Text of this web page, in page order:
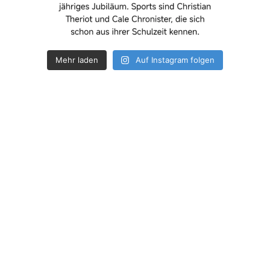
Mehr laden Auf Instagram folgen